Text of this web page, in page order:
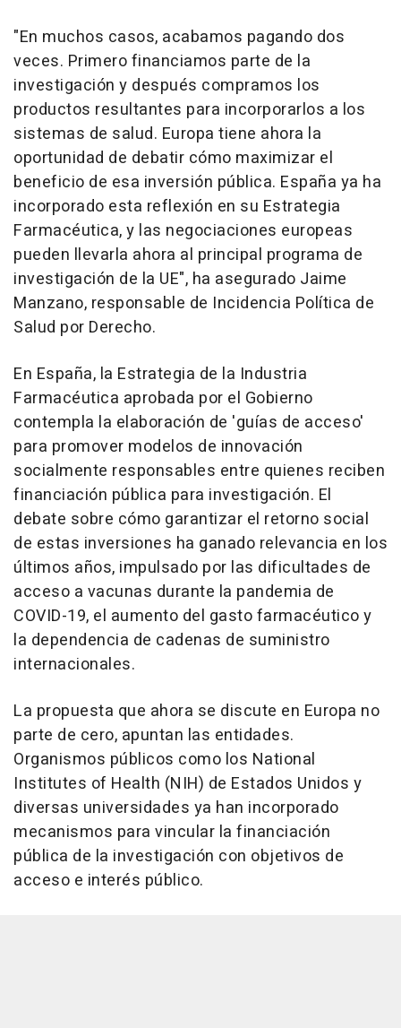
"En muchos casos, acabamos pagando dos
veces. Primero financiamos parte de la
investigación y después compramos los
productos resultantes para incorporarlos a los
sistemas de salud. Europa tiene ahora la
oportunidad de debatir cómo maximizar el
beneficio de esa inversión pública. España ya ha
incorporado esta reflexión en su Estrategia
Farmacéutica, y las negociaciones europeas
pueden llevarla ahora al principal programa de
investigación de la UE", ha asegurado Jaime
Manzano, responsable de Incidencia Política de
Salud por Derecho.
En España, la Estrategia de la Industria
Farmacéutica aprobada por el Gobierno
contempla la elaboración de 'guías de acceso'
para promover modelos de innovación
socialmente responsables entre quienes reciben
financiación pública para investigación. El
debate sobre cómo garantizar el retorno social
de estas inversiones ha ganado relevancia en los
últimos años, impulsado por las dificultades de
acceso a vacunas durante la pandemia de
COVID-19, el aumento del gasto farmacéutico y
la dependencia de cadenas de suministro
internacionales.
La propuesta que ahora se discute en Europa no
parte de cero, apuntan las entidades.
Organismos públicos como los National
Institutes of Health (NIH) de Estados Unidos y
diversas universidades ya han incorporado
mecanismos para vincular la financiación
pública de la investigación con objetivos de
acceso e interés público.